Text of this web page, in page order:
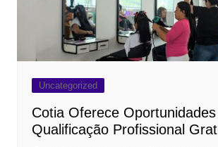
Uncategorized
Cotia Oferece
Qualificação Profissional